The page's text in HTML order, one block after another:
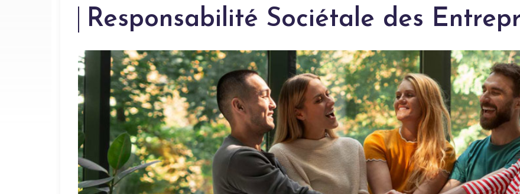
Responsabilité Sociétale des